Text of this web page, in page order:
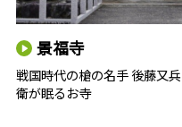
景福寺
戦国時代の槍の名手 後藤又兵
衛が眠るお寺